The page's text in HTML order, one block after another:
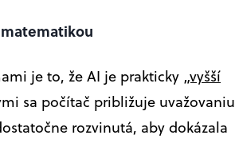
je to, že AI je prakticky „vyšší
sa počítač približuje uvažovaniu
rozvinutá, aby dokázala